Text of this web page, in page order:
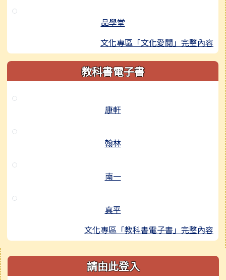
品學堂
文化專區「文化愛閱」完整內容
教科書電子書
康軒
翰林
南一
真平
文化專區「教科書電子書」完整內容
右邊區域內容 請由此登入